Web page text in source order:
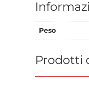
Peso
Prodotti